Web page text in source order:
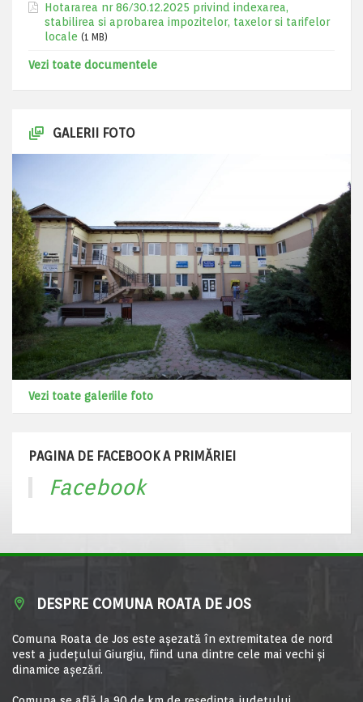
Hotararea nr 86/30.12.2025 privind indexarea,
stabilirea si aprobarea impozitelor, taxelor si tarifelor
locale (1 MB)
Vezi toate documentele
GALERII FOTO
Vezi toate galeriile foto
PAGINA DE FACEBOOK A PRIMĂRIEI
Facebook
DESPRE COMUNA ROATA DE JOS
Comuna Roata de Jos este aşezată în extremitatea de nord
vest a judeţului Giurgiu, fiind una dintre cele mai vechi şi
dinamice aşezări.